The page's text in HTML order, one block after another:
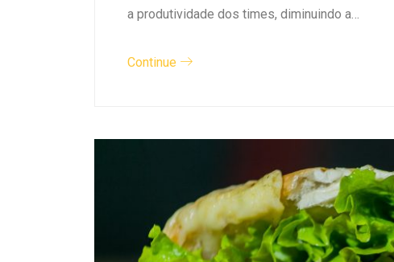
a produtividade dos times, diminuindo a…
Continue